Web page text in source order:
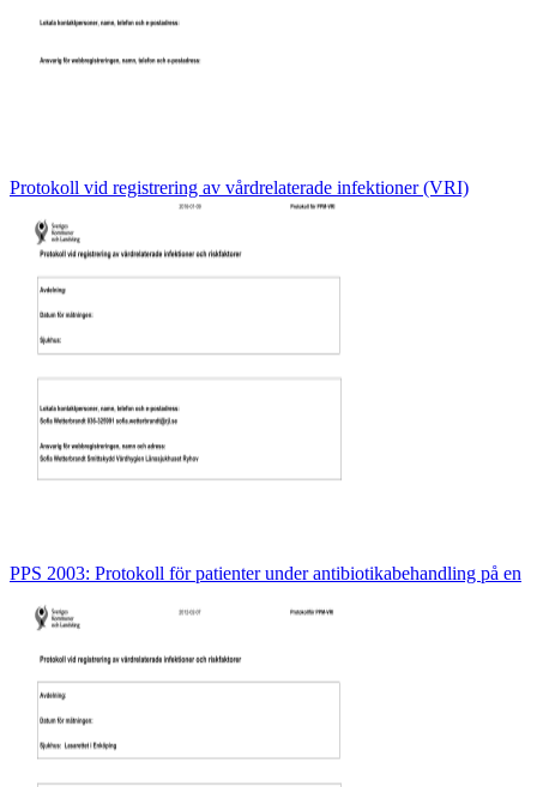
Protokoll vid registrering av vårdrelaterade infektioner (VRI)
PPS 2003: Protokoll för patienter under antibiotikabehandling på en